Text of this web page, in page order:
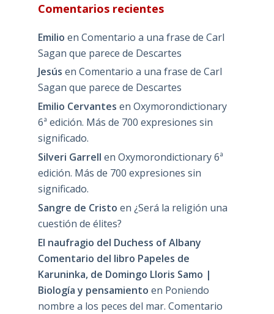
Comentarios recientes
Emilio en Comentario a una frase de Carl
Sagan que parece de Descartes
Jesús en Comentario a una frase de Carl
Sagan que parece de Descartes
Emilio Cervantes en Oxymorondictionary
6ª edición. Más de 700 expresiones sin
significado.
Silveri Garrell en Oxymorondictionary 6ª
edición. Más de 700 expresiones sin
significado.
Sangre de Cristo en ¿Será la religión una
cuestión de élites?
El naufragio del Duchess of Albany
Comentario del libro Papeles de
Karuninka, de Domingo Lloris Samo |
Biología y pensamiento en Poniendo
nombre a los peces del mar. Comentario